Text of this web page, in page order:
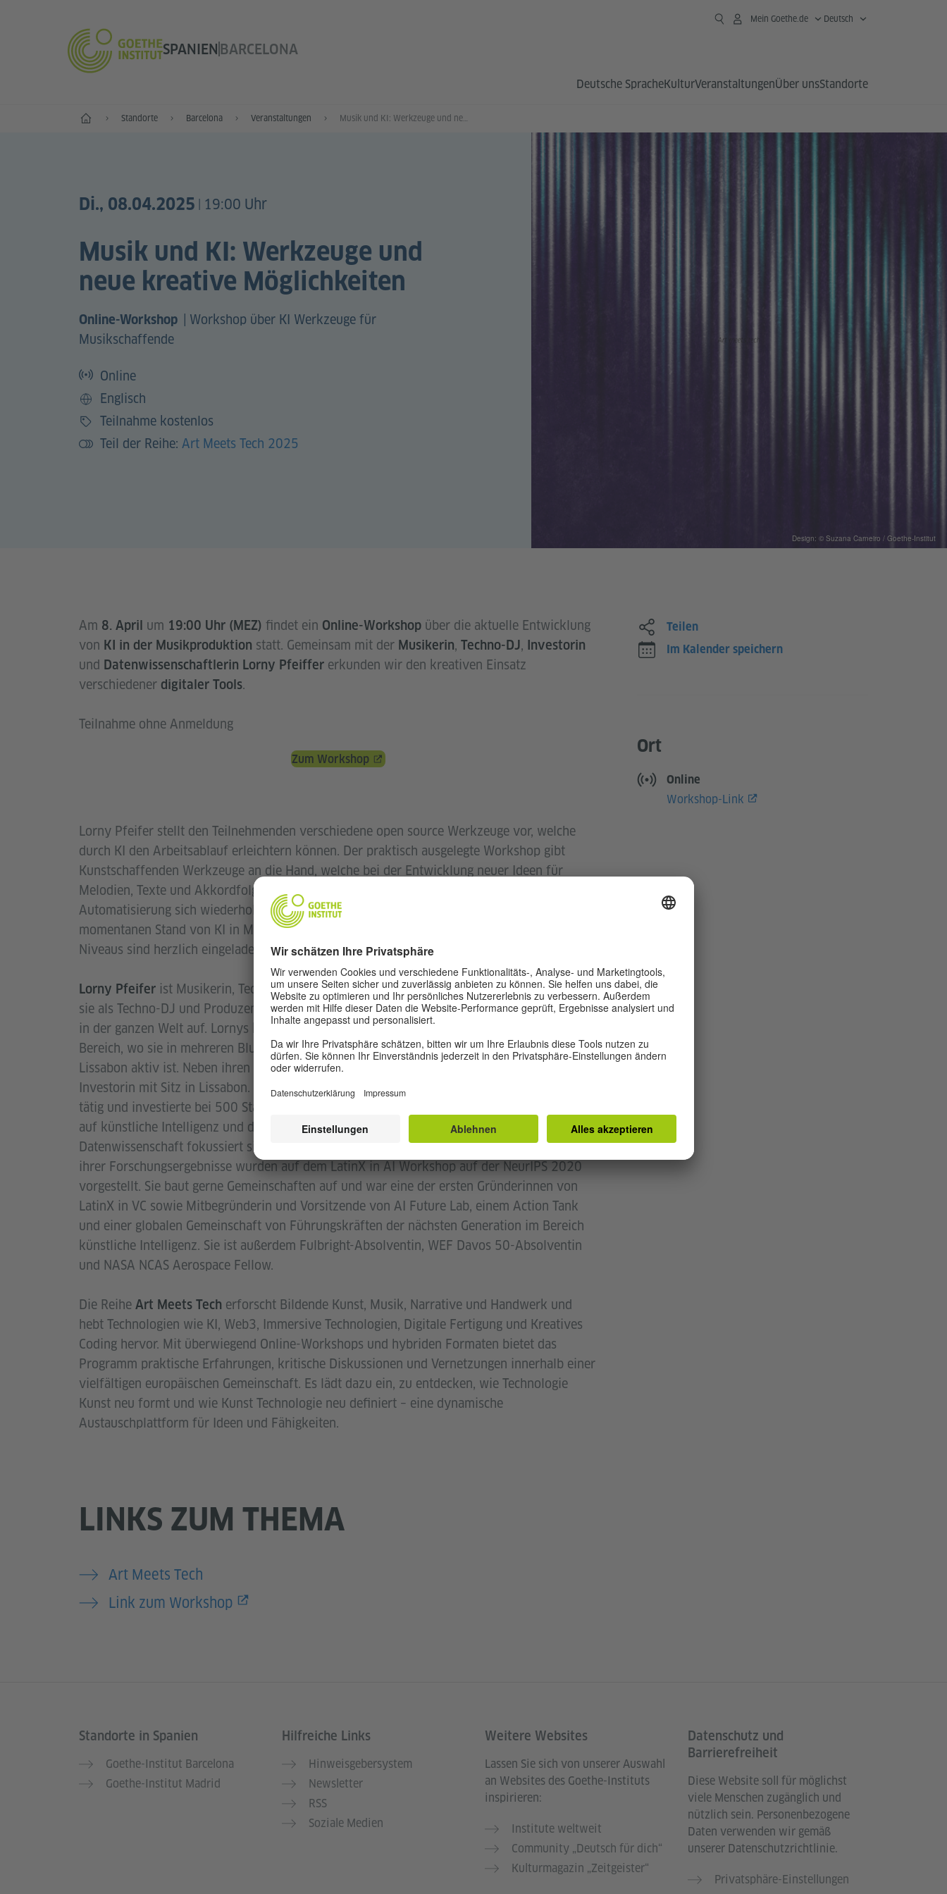
SPANIEN BARCELONA
Mein Goethe.de Deutsch
Deutsche SpracheKulturVeranstaltungenÜber unsStandorte
Start Standorte Barcelona Veranstaltungen Musik und KI: Werkzeuge und neue kreative Möglichkeiten
Di., 08.04.2025 19:00 Uhr
Musik und KI: Werkzeuge und
neue kreative Möglichkeiten
Online-Workshop
Workshop über KI Werkzeuge für
Musikschaffende
Online
Sprache
Englisch
Preis
Teilnahme kostenlos
Teil der Reihe: Art Meets Tech 2025
Design: © Suzana Carneiro / Goethe-Institut
Am 8. April um 19:00 Uhr (MEZ) findet ein Online-Workshop über die aktuelle Entwicklung
von KI in der Musikproduktion statt. Gemeinsam mit der Musikerin, Techno-DJ, Investorin
und Datenwissenschaftlerin Lorny Pfeiffer erkunden wir den kreativen Einsatz
verschiedener digitaler Tools.
Teilnahme ohne Anmeldung
Zum Workshop
Lorny Pfeifer stellt den Teilnehmenden verschiedene open source Werkzeuge vor, welche
durch KI den Arbeitsablauf erleichtern können. Der praktisch ausgelegte Workshop gibt
Kunstschaffenden Werkzeuge an die Hand, welche bei der Entwicklung neuer Ideen für
Melodien, Texte und Akkordfolgen bis hin zu KI-gestützter Synthese und Sampling und der
Automatisierung sich wiederholender Abläufe helfen. Lorny wird zusätzlich über den
momentanen Stand von KI in Musik sowie Urheberrechte sprechen. Musiker*innen aller
Niveaus sind herzlich eingeladen, um ihren Wissenshorizont zu erweitern.
Lorny Pfeifer ist Musikerin, Techno-DJ, Investorin und Datenwissenschaftlerin. Derzeit ist
sie als Techno-DJ und Produzentin unter dem Namen Drakaena in Lissabon ansässig und tritt
in der ganzen Welt auf. Lornys kreative Energie erstreckt sich auch auf den musikalischen
Bereich, wo sie in mehreren Blues- und Rockbands in Los Angeles, San Francisco und
Lissabon aktiv ist. Neben ihren musikalischen Aktivitäten arbeitet Lorny bei Web3 als
Investorin mit Sitz in Lissabon. Bevor sie nach Lissabon kam, war sie jahrelang als Investorin
tätig und investierte bei 500 Startups und Maschmeyer Group Ventures in Startups, die sich
auf künstliche Intelligenz und digitale Gesundheit konzentrieren. Ihre Arbeit in der
Datenwissenschaft fokussiert sich vor allem auf generative KI und Computer Vision. Einige
ihrer Forschungsergebnisse wurden auf dem LatinX in AI Workshop auf der NeurIPS 2020
vorgestellt. Sie baut gerne Gemeinschaften auf und war eine der ersten Gründerinnen von
LatinX in VC sowie Mitbegründerin und Vorsitzende von AI Future Lab, einem Action Tank
und einer globalen Gemeinschaft von Führungskräften der nächsten Generation im Bereich
künstliche Intelligenz. Sie ist außerdem Fulbright-Absolventin, WEF Davos 50-Absolventin
und NASA NCAS Aerospace Fellow.
Die Reihe Art Meets Tech erforscht Bildende Kunst, Musik, Narrative und Handwerk und
hebt Technologien wie KI, Web3, Immersive Technologien, Digitale Fertigung und Kreatives
Coding hervor. Mit überwiegend Online-Workshops und hybriden Formaten bietet das
Programm praktische Erfahrungen, kritische Diskussionen und Vernetzungen innerhalb einer
vielfältigen europäischen Gemeinschaft. Es lädt dazu ein, zu entdecken, wie Technologie
Kunst neu formt und wie Kunst Technologie neu definiert – eine dynamische
Austauschplattform für Ideen und Fähigkeiten.
LINKS ZUM THEMA
Art Meets Tech
Link zum Workshop
Teilen
Im Kalender speichern
Ort
Online
Workshop-Link
Service- und Informationsbereich
Standorte in Spanien
Goethe-Institut Barcelona
Goethe-Institut Madrid
Hilfreiche Links
Hinweisgebersystem
Newsletter
RSS
Soziale Medien
Weitere Websites
Lassen Sie sich von unserer Auswahl
an Websites des Goethe-Instituts
inspirieren:
Institute weltweit
Community „Deutsch für dich“
Kulturmagazin „Zeitgeister“
Datenschutz und
Barrierefreiheit
Diese Website soll für möglichst
viele Menschen zugänglich und
nützlich sein. Personenbezogene
Daten verwenden wir gemäß
unserer Datenschutzrichtlinie.
Privatsphäre-Einstellungen